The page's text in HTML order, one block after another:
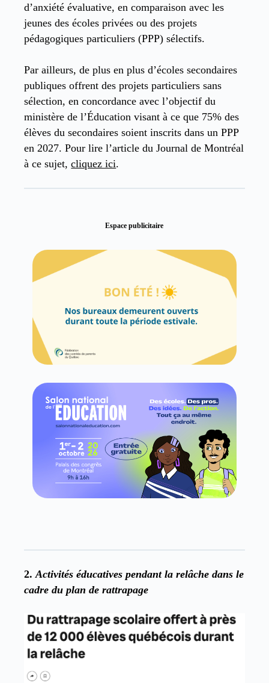
d’anxiété évaluative, en comparaison avec les
jeunes des écoles privées ou des projets
pédagogiques particuliers (PPP) sélectifs.
Par ailleurs, de plus en plus d’écoles secondaires
publiques offrent des projets particuliers sans
sélection, en concordance avec l’objectif du
ministère de l’Éducation visant à ce que 75% des
élèves du secondaires soient inscrits dans un PPP
en 2027. Pour lire l’article du Journal de Montréal
à ce sujet,cliquez ici.
Espace publicitaire
2.Activités éducatives pendant la relâche dans le
cadre du plan de rattrapage